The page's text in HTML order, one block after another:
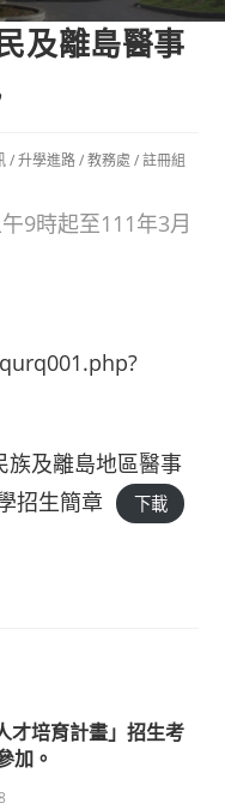
及離島醫事
/ 升學進路 / 教務處 / 註冊組
9時起至111年3月
族及離島地區醫事
招生簡章
下載
才培育計畫」招生考
加。